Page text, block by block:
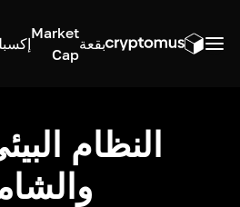
بقعة
Market
Cap
النظام